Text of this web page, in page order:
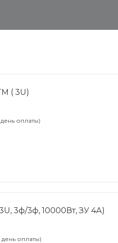
( 3U)
оплаты)
3ф/3ф, 10000Вт, ЗУ 4А)
оплаты)